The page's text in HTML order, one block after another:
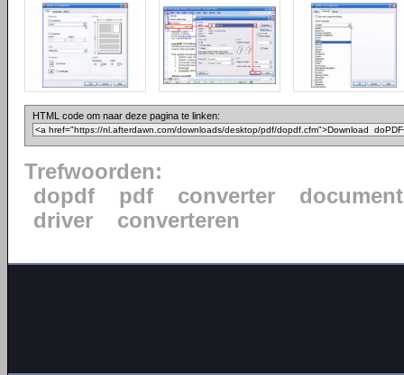
HTML code om naar deze pagina te linken:
Trefwoorden:
dopdf
pdf converter
document
driver
converteren